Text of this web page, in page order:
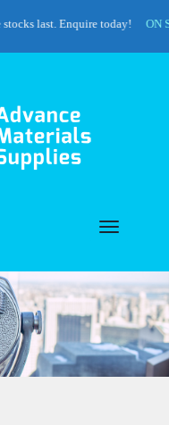
last. Enquire today! ON
Toggle